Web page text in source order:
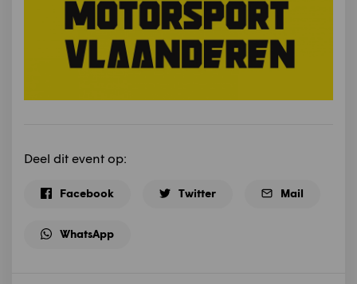
Deel dit event op:
Facebook Twitter Mail
WhatsApp